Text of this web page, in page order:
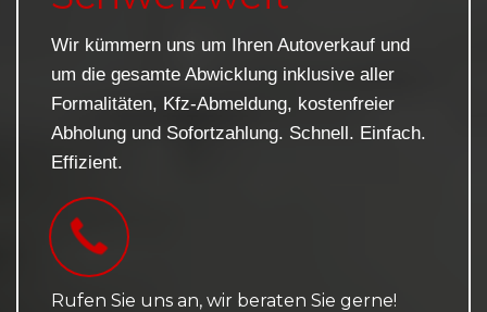
Wir kümmern uns um Ihren Autoverkauf und
um die gesamte Abwicklung inklusive aller
Formalitäten, Kfz-Abmeldung, kostenfreier
Abholung und Sofortzahlung. Schnell. Einfach.
Effizient.
Rufen Sie uns an, wir beraten Sie gerne!